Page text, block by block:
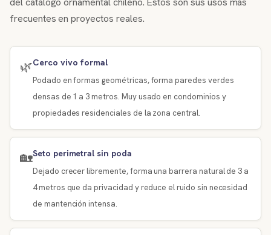
frecuentes en proyectos reales.
🌿Cerco vivo formal
Podado en formas geométricas, forma paredes verdes
densas de 1 a 3 metros. Muy usado en condominios y
propiedades residenciales de la zona central.
🏡Seto perimetral sin poda
Dejado crecer libremente, forma una barrera natural de 3 a
4 metros que da privacidad y reduce el ruido sin necesidad
de mantención intensa.